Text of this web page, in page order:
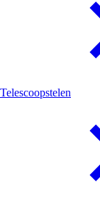
Telescoopstelen